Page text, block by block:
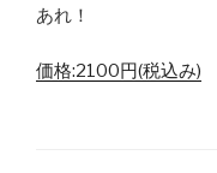
あれ！
価格:2100円(税込み)